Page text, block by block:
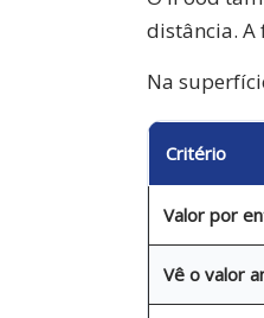
distância. A
Na
Critério
Valor por
Vê o valor